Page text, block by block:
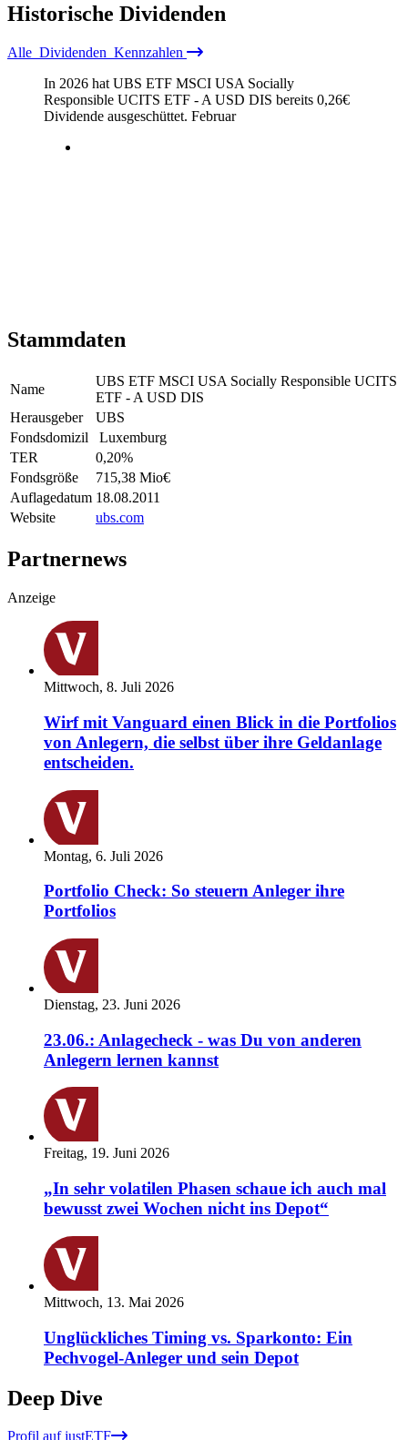
Historische Dividenden
Alle Dividenden Kennzahlen
In 2026 hat UBS ETF MSCI USA Socially
Responsible UCITS ETF - A USD DIS bereits 0,26€
Dividende ausgeschüttet. Februar
Stammdaten
Name
UBS ETF MSCI USA Socially Responsible UCITS
ETF - A USD DIS
Herausgeber
UBS
Fondsdomizil
Luxemburg
TER
0,20%
Fondsgröße
715,38 Mio€
Auflagedatum 18.08.2011
Website
ubs.com
Partnernews
Anzeige
Mittwoch, 8. Juli 2026
Wirf mit Vanguard einen Blick in die Portfolios
von Anlegern, die selbst über ihre Geldanlage
entscheiden.
Montag, 6. Juli 2026
Portfolio Check: So steuern Anleger ihre
Portfolios
Dienstag, 23. Juni 2026
23.06.: Anlagecheck - was Du von anderen
Anlegern lernen kannst
Freitag, 19. Juni 2026
„In sehr volatilen Phasen schaue ich auch mal
bewusst zwei Wochen nicht ins Depot“
Mittwoch, 13. Mai 2026
Unglückliches Timing vs. Sparkonto: Ein
Pechvogel-Anleger und sein Depot
Deep Dive
Profil auf justETF